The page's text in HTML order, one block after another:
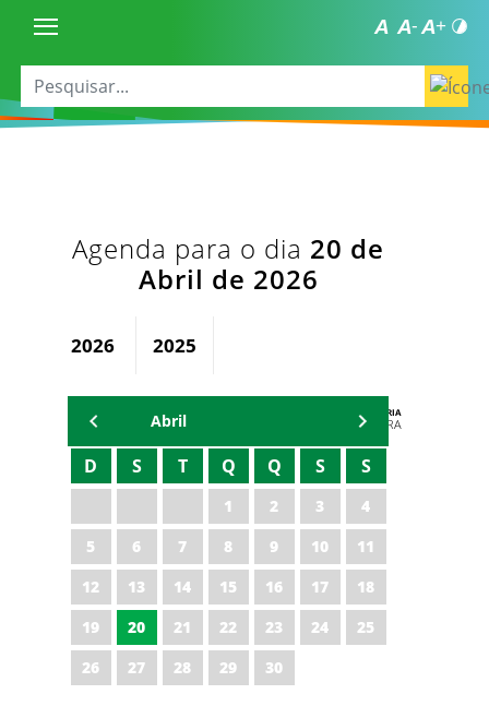
Agenda para o dia 20 de
Abril de 2026
2026 2025
AGENDA DA SECRETARIA
ZELMA MADEIRA
Abril
D S T Q Q S S
1 2 3
4
5
6 7 8 9 10
11
12
13 14 15 16 17
18
19
20 21 22 23 24
25
26
27 28 29 30